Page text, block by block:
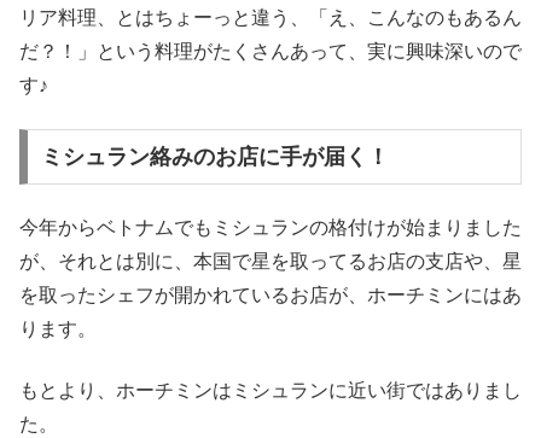
リア料理、とはちょーっと違う、「え、こんなのもあるん
だ？！」という料理がたくさんあって、実に興味深いので
す♪
ミシュラン絡みのお店に手が届く！
今年からベトナムでもミシュランの格付けが始まりました
が、それとは別に、本国で星を取ってるお店の支店や、星
を取ったシェフが開かれているお店が、ホーチミンにはあ
ります。
もとより、ホーチミンはミシュランに近い街ではありまし
た。